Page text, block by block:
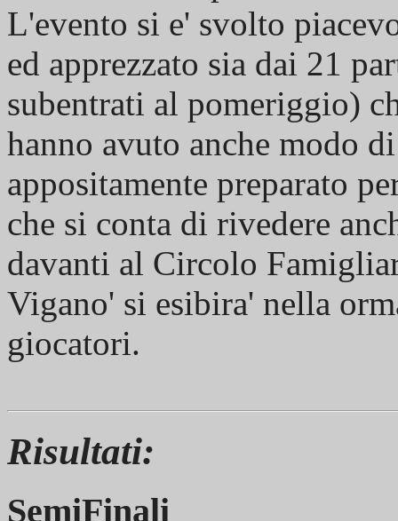
L'evento si e' svolto
ed apprezzato sia dai 21
subentrati al pomeriggio)
hanno avuto anche modo
appositamente preparato
che si conta di rivedere
davanti al Circolo
Vigano' si esibira' nella
giocatori.
Risultati:
SemiFinali